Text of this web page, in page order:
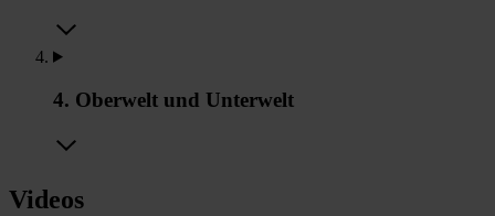
4. Oberwelt und Unterwelt
Videos